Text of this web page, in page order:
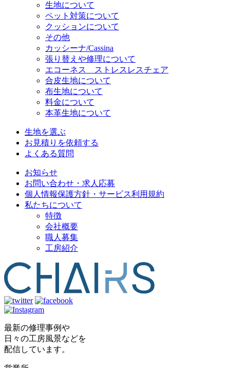
生地について
ペット対策について
クッションについて
その他
カッシーナ/Cassina
張り替えや修理について
エコーネス ストレスレスチェア
合皮生地について
布生地について
料金について
本革生地について
生地を選ぶ
お見積りを依頼する
よくある質問
お知らせ
お問い合わせ・求人応募
個人情報保護方針・サービス利用規約
私たちについて
特徴
会社概要
職人募集
工房紹介
最新の修理事例や
日々の工房風景などを
配信しています。